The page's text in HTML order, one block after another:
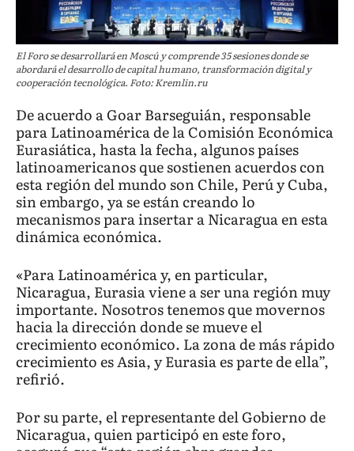
El Foro se desarrollará en Moscú y comprende 35 sesiones donde se
abordará el desarrollo de capital humano, transformación digital y
cooperación tecnológica. Foto: Kremlin.ru
De acuerdo a Goar Barseguián, responsable
para Latinoamérica de la Comisión Económica
Eurasiática, hasta la fecha, algunos países
latinoamericanos que sostienen acuerdos con
esta región del mundo son Chile, Perú y Cuba,
sin embargo, ya se están creando lo
mecanismos para insertar a Nicaragua en esta
dinámica económica.
«Para Latinoamérica y, en particular,
Nicaragua, Eurasia viene a ser una región muy
importante. Nosotros tenemos que movernos
hacia la dirección donde se mueve el
crecimiento económico. La zona de más rápido
crecimiento es Asia, y Eurasia es parte de ella”,
refirió.
Por su parte, el representante del Gobierno de
Nicaragua, quien participó en este foro,